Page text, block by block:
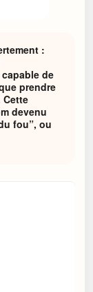
:
de
prendre
Cette
devenu
fou”, ou